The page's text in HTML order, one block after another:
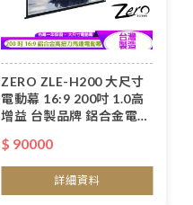
ZERO ZLE-H200 大尺寸
電動幕 16:9 200吋 1.0高
增益 台製品牌 鋁合金電動
$ 90000
詳細資料